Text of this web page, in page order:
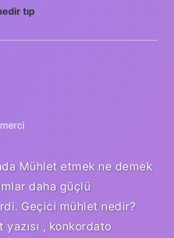
tıp
Mühlet etmek ne demek
daha güçlü
Geçici mühlet nedir?
, konkordato